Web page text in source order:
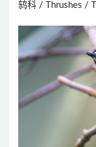
鸫科 / Thrushes /